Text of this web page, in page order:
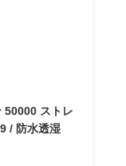
50000 ストレ
/ 防水透湿